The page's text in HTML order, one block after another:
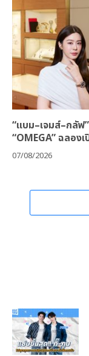
“แบม–เจมส์–กลัฟ
“OMEGA” ฉลอ
07/08/2026